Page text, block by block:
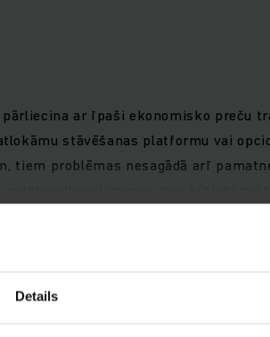
Details
ar īpaši ekonomisko preču
stāvēšanas platformu vai
problēmas nesagādā arī
pacelšanu līdz 6 metru augstumā
sistēma